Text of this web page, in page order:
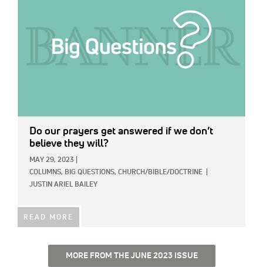
Do our prayers get answered if we don’t
believe they will?
MAY 29, 2023
COLUMNS, BIG QUESTIONS, CHURCH/BIBLE/DOCTRINE
JUSTIN ARIEL BAILEY
READ MORE
MORE FROM THE JUNE 2023 ISSUE